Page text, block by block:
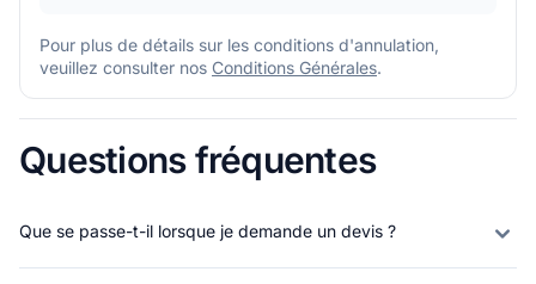
Pour plus de détails sur les conditions d'annulation,
veuillez consulter nos Conditions Générales.
Questions fréquentes
Que se passe-t-il lorsque je demande un devis ?